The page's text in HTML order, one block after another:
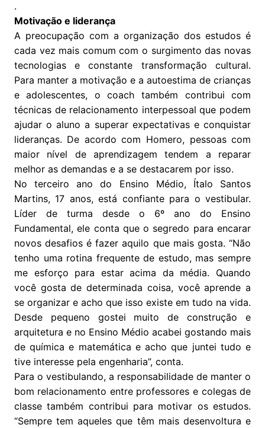
.
Motivação e liderança
A preocupação com a organização dos estudos é
cada vez mais comum com o surgimento das novas
tecnologias e constante transformação cultural.
Para manter a motivação e a autoestima de crianças
e adolescentes, o coach também contribui com
técnicas de relacionamento interpessoal que podem
ajudar o aluno a superar expectativas e conquistar
lideranças. De acordo com Homero, pessoas com
maior nível de aprendizagem tendem a reparar
melhor as demandas e a se destacarem por isso.
No terceiro ano do Ensino Médio, Ítalo Santos
Martins, 17 anos, está confiante para o vestibular.
Líder de turma desde o 6º ano do Ensino
Fundamental, ele conta que o segredo para encarar
novos desafios é fazer aquilo que mais gosta. “Não
tenho uma rotina frequente de estudo, mas sempre
me esforço para estar acima da média. Quando
você gosta de determinada coisa, você aprende a
se organizar e acho que isso existe em tudo na vida.
Desde pequeno gostei muito de construção e
arquitetura e no Ensino Médio acabei gostando mais
de química e matemática e acho que juntei tudo e
tive interesse pela engenharia”, conta.
Para o vestibulando, a responsabilidade de manter o
bom relacionamento entre professores e colegas de
classe também contribui para motivar os estudos.
“Sempre tem aqueles que têm mais desenvoltura e